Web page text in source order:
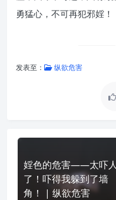
勇猛心，不可再犯邪婬！
发表至： 纵欲危害
婬色的危害——太吓人
了！吓得我躲到了墙
角！ | 纵欲危害